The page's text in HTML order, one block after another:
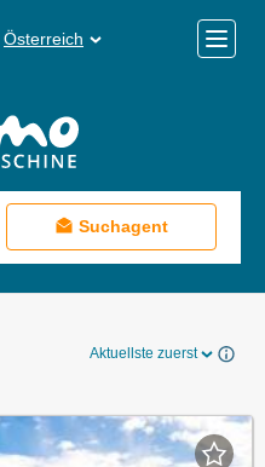
Österreich
Menü
Suchagent
Aktuellste zuerst